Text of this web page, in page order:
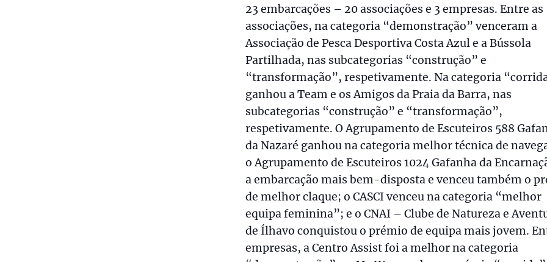
23 embarcações – 20 associações e 3 empresas. Entre as
associações, na categoria “demonstração” venceram a
Associação de Pesca Desportiva Costa Azul e a Bússola
Partilhada, nas subcategorias “construção” e
“transformação”, respetivamente. Na categoria
ganhou a Team e os Amigos da Praia da Barra, nas
subcategorias “construção” e “transformação”,
respetivamente. O Agrupamento de Escuteiros 588
da Nazaré ganhou na categoria melhor técnica de
o Agrupamento de Escuteiros 1024 Gafanha da
a embarcação mais bem-disposta e venceu também o
de melhor claque; o CASCI venceu na categoria “melhor
equipa feminina”; e o CNAI – Clube de Natureza e
de Ílhavo conquistou o prémio de equipa mais jovem.
empresas, a Centro Assist foi a melhor na categoria